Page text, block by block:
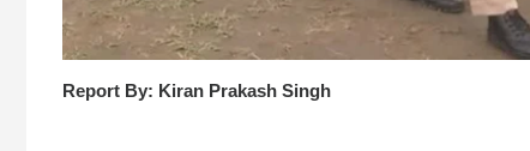
Report By: Kiran Prakash Singh